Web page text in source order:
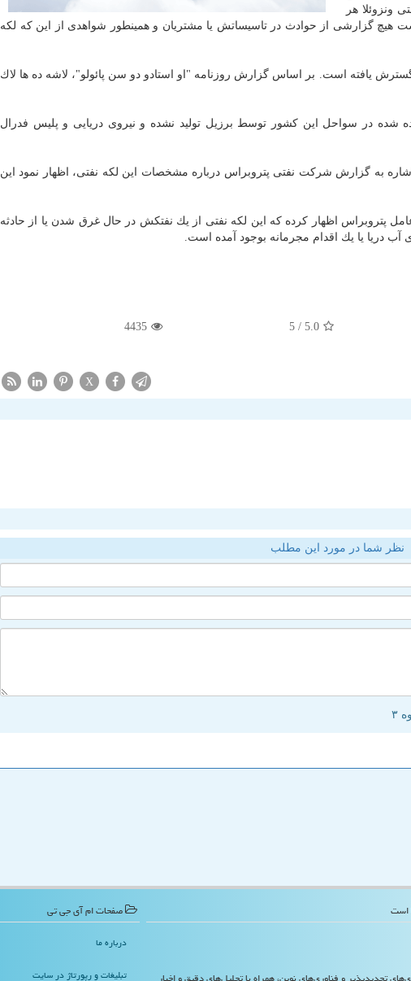
ونزوئلا هر
است هیچ گزارشی از حوادث در تاسیساتش یا مشتریان و همینطور شواهدی از این كه لكه
شمال شرق برزیل گسترش یافته است. بر اساس گزارش روزنامه "او استادو دو سن پائولو"، لاشه ده ها لاك
شده در سواحل این كشور توسط برزیل تولید نشده و نیروی دریایی و پلیس فدرال
به گزارش شركت نفتی پتروبراس درباره مشخصات این لكه نفتی، اظهار نمود این
پتروبراس اظهار كرده كه این لكه نفتی از یك نفتكش در حال غرق شدن یا از حادثه
دریا یا یك اقدام مجرمانه بوجود آمده است.
5.0
/ 5
4435
X
نظر شما در مورد این مطلب
صفحات ام آی جی تی
درباره ما
تبلیغات و رپورتاژ در سایت